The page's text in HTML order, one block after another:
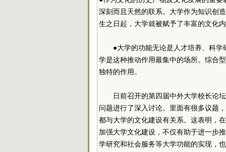
深刻而且天然的联系。大学作为知识创
生之日起，大学就被赋予了丰富的文化
●大学的功能无论是人才培养、科
学是这种推动作用最集中的场所。综合
独特的作用。
日前召开的第四届中外大学校长论
问题进行了深入讨论。里面有很多议题
都与大学的文化建设有关系。这表明，
加强大学文化建设，不仅有助于进一步
学研究和社会服务等大学功能的实现，